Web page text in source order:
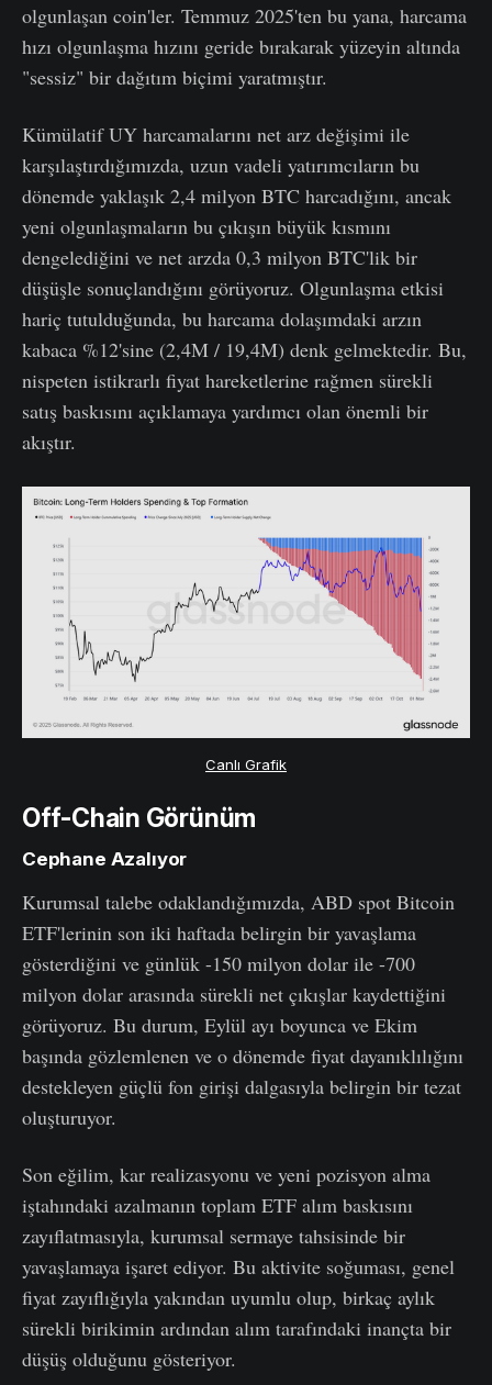
olgunlaşan coin'ler. Temmuz 2025'ten bu yana, harcama
hızı olgunlaşma hızını geride bırakarak yüzeyin altında
"sessiz" bir dağıtım biçimi yaratmıştır.
Kümülatif UY harcamalarını net arz değişimi ile
karşılaştırdığımızda, uzun vadeli yatırımcıların bu
dönemde yaklaşık 2,4 milyon BTC harcadığını, ancak
yeni olgunlaşmaların bu çıkışın büyük kısmını
dengelediğini ve net arzda 0,3 milyon BTC'lik bir
düşüşle sonuçlandığını görüyoruz. Olgunlaşma etkisi
hariç tutulduğunda, bu harcama dolaşımdaki arzın
kabaca %12'sine (2,4M / 19,4M) denk gelmektedir. Bu,
nispeten istikrarlı fiyat hareketlerine rağmen sürekli
satış baskısını açıklamaya yardımcı olan önemli bir
akıştır.
Canlı Grafik
Off-Chain Görünüm
Cephane Azalıyor
Kurumsal talebe odaklandığımızda, ABD spot Bitcoin
ETF'lerinin son iki haftada belirgin bir yavaşlama
gösterdiğini ve günlük -150 milyon dolar ile -700
milyon dolar arasında sürekli net çıkışlar kaydettiğini
görüyoruz. Bu durum, Eylül ayı boyunca ve Ekim
başında gözlemlenen ve o dönemde fiyat dayanıklılığını
destekleyen güçlü fon girişi dalgasıyla belirgin bir tezat
oluşturuyor.
Son eğilim, kar realizasyonu ve yeni pozisyon alma
iştahındaki azalmanın toplam ETF alım baskısını
zayıflatmasıyla, kurumsal sermaye tahsisinde bir
yavaşlamaya işaret ediyor. Bu aktivite soğuması, genel
fiyat zayıflığıyla yakından uyumlu olup, birkaç aylık
sürekli birikimin ardından alım tarafındaki inançta bir
düşüş olduğunu gösteriyor.